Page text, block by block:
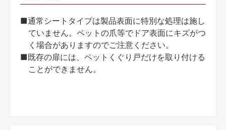
■通常シートタイプは製品表面に特別な処理は施し
ていません。ペットの爪等でドア表面にキズがつ
く場合がありますのでご注意ください。
■既存の扉には、ペットくぐり戸だけを取り付ける
ことができません。